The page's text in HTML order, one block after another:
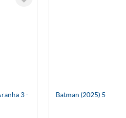
3 -
Batman (2025) 5